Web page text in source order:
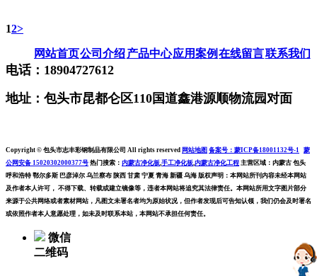
12>
网站首页公司介绍产品中心应用案例 在线留言联系我们
电话：18904727612
地址：包头市昆都仑区110国道鑫港源顺物流园对面
Copyright © 包头市志丰彩钢制品有限公司 All rights reserved 网站地图 备案号：蒙ICP备18001132号-1
蒙
公网安备 15020302000377号 热门搜索： 内蒙古净化板,手工净化板,内蒙古净化工程 主营区域：内蒙古 包头
呼和浩特 鄂尔多斯 巴彦淖尔 乌兰察布 陕西 甘肃 宁夏 青海 新疆 乌海 版权声明：本网站所刊内容未经本网站
及作者本人许可， 不得下载、转载或建立镜像等，违者本网站将追究其法律责任。本网站所用文字图片部分
来源于公共网络或者素材网站，凡图文未署名者均为原始状况，但作者发现后可告知认领，我们仍会及时署名
或依照作者本人意愿处理，如未及时联系本站，本网站不承担任何责任。
微信
二维码